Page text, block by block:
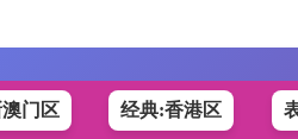
门区 经典:香港区